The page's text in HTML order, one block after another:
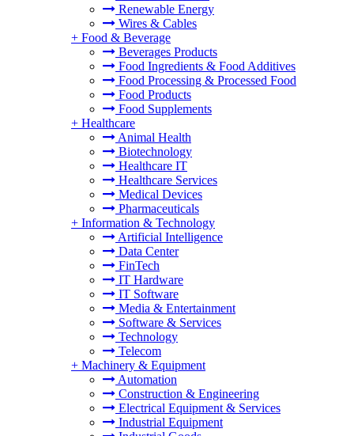
Renewable Energy
Wires & Cables
+ Food & Beverage
Beverages Products
Food Ingredients & Food Additives
Food Processing & Processed Food
Food Products
Food Supplements
+ Healthcare
Animal Health
Biotechnology
Healthcare IT
Healthcare Services
Medical Devices
Pharmaceuticals
+ Information & Technology
Artificial Intelligence
Data Center
FinTech
IT Hardware
IT Software
Media & Entertainment
Software & Services
Technology
Telecom
+ Machinery & Equipment
Automation
Construction & Engineering
Electrical Equipment & Services
Industrial Equipment